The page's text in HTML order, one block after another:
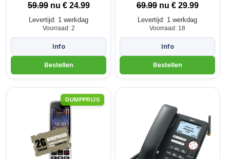
59.99nu € 24.99
Levertijd: 1 werkdag
Voorraad: 2
69.99nu € 29.99
Levertijd: 1 werkdag
Voorraad: 18
DUMPPRIJS